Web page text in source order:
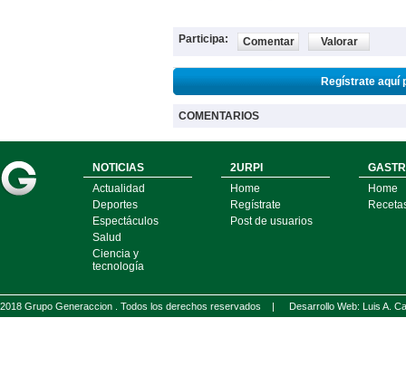
Participa: Comentar Valorar
Regístrate aquí
COMENTARIOS
NOTICIAS
Actualidad
Deportes
Espectáculos
Salud
Ciencia y
tecnología
2URPI
Home
Regístrate
Post de usuarios
Home
2018 Grupo Generaccion . Todos los derechos reservados | Desarrollo Web: Luis